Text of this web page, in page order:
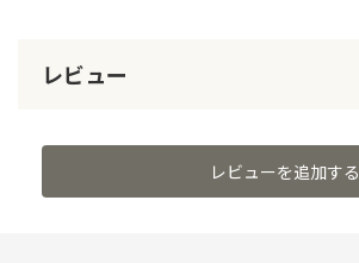
レビュー
レビューを追加する